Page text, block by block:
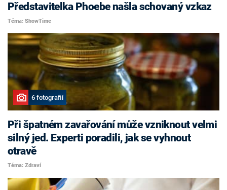
Představitelka Phoebe našla schovaný vzkaz
Téma: ShowTime
6 fotografií
Při špatném zavařování může vzniknout velmi
silný jed. Experti poradili, jak se vyhnout
otravě
Téma: Zdraví